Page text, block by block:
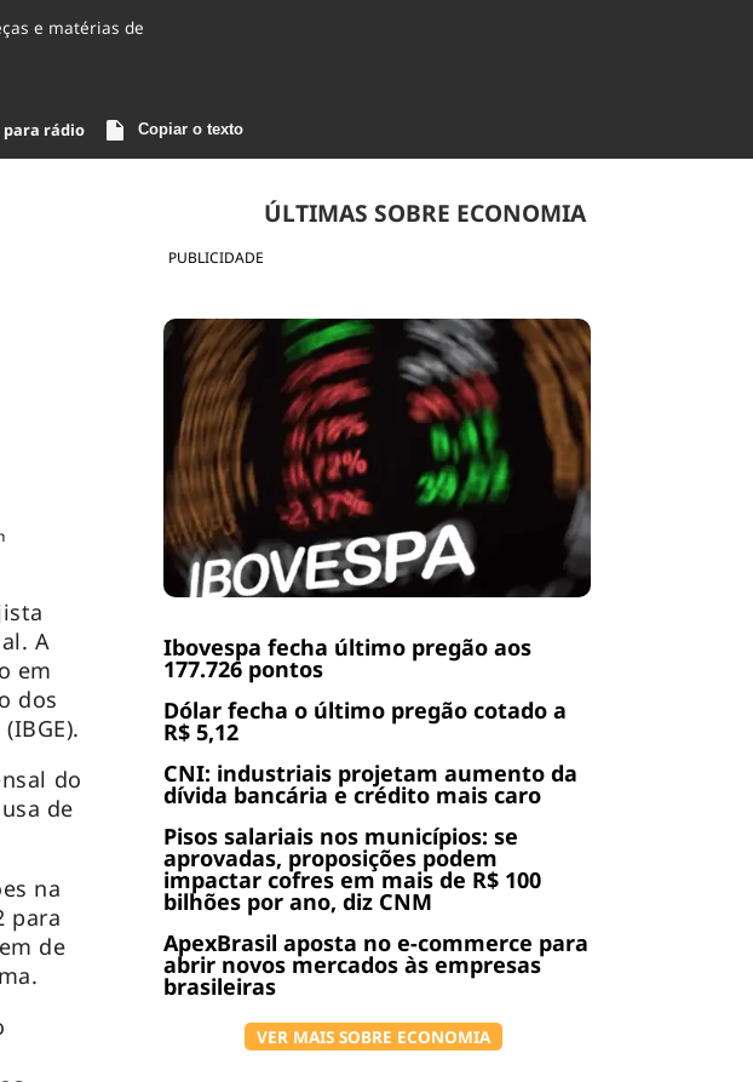
e matérias de
para rádio Copiar o texto
PUBLICIDADE
ÚLTIMAS SOBRE ECONOMIA
Ibovespa fecha último pregão aos
177.726 pontos
Dólar fecha o último pregão cotado a
R$ 5,12
CNI: industriais projetam aumento da
dívida bancária e crédito mais caro
Pisos salariais nos municípios: se
aprovadas, proposições podem
impactar cofres em mais de R$ 100
bilhões por ano, diz CNM
ApexBrasil aposta no e-commerce para
abrir novos mercados às empresas
brasileiras
VER MAIS SOBRE ECONOMIA
A
em
dos
do
de
na
para
de